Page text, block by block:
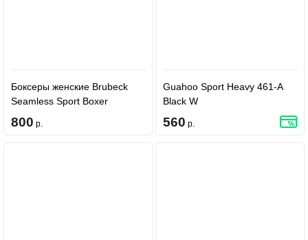
Боксеры женские Brubeck
Seamless Sport Boxer
BX00610 Czerwony(Red)
800 р.
Guahoo Sport Heavy 461-A
Black W
560 р.